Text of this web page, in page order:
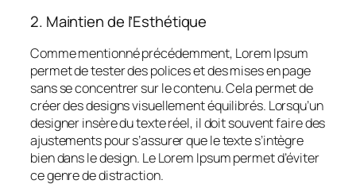
2. Maintien de l’Esthétique
Comme mentionné précédemment, Lorem Ipsum
permet de tester des polices et des mises en page
sans se concentrer sur le contenu. Cela permet de
créer des designs visuellement équilibrés. Lorsqu’un
designer insère du texte réel, il doit souvent faire des
ajustements pour s’assurer que le texte s’intègre
bien dans le design. Le Lorem Ipsum permet d’éviter
ce genre de distraction.